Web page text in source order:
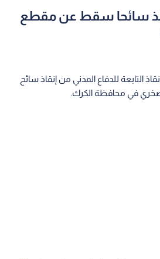
سائحا سقط عن مقطع
التابعة للدفاع المدني من إنقاذ سائح
في محافظة الكرك.